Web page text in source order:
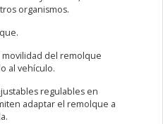
organismos.
movilidad del remolque
al vehículo.
regulables en
adaptar el remolque a